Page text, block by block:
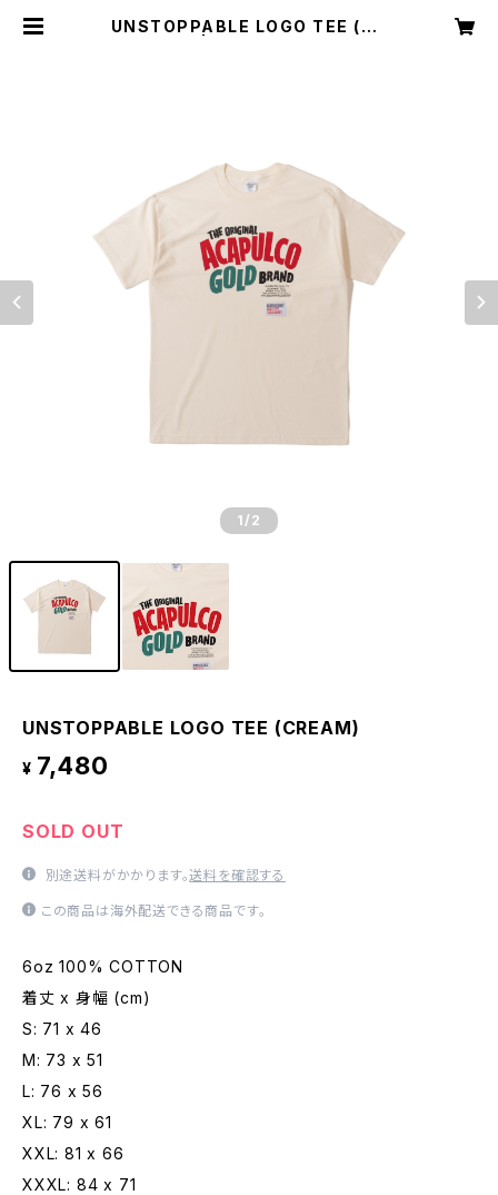
UNSTOPPABLE LOGO TEE (CR
1 /2
UNSTOPPABLE LOGO TEE (CREAM)
¥ 7,480
SOLD OUT
別途送料がかかります。送料を確認する
この商品は海外配送できる商品です。
6oz 100% COTTON
着丈 x 身幅 (cm)
S: 71 x 46
M: 73 x 51
L: 76 x 56
XL: 79 x 61
XXL: 81 x 66
XXXL: 84 x 71